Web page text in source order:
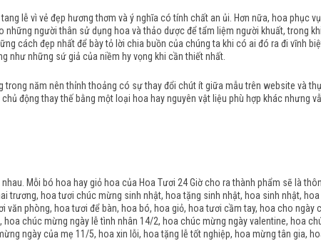
lễ vì vẻ đẹp hương thơm và ý nghĩa có tính chất an ủi. Hơn nữa, hoa phục
những người thân sử dụng hoa và thảo dược để tẩm liệm người khuất, trong
cách đẹp nhất để bày tỏ lời chia buồn của chúng ta khi có ai đó ra đi vĩnh
như những sứ giả của niềm hy vọng khi cần thiết nhất.
năm nên thỉnh thoảng có sự thay đổi chút ít giữa mẫu trên website và
chủ động thay thế bằng một loại hoa hay nguyên vật liệu phù hợp khác nhưng
Mỗi bó hoa hay giỏ hoa của Hoa Tươi 24 Giờ cho ra thành phẩm sẽ là
trương, hoa tươi chúc mừng sinh nhật, hoa tặng sinh nhật, hoa sinh nhật,
phòng, hoa tươi để bàn, hoa bó, hoa giỏ, hoa tươi cầm tay, hoa cho ngày
chúc mừng ngày lễ tình nhân 14/2, hoa chúc mừng ngày valentine, hoa
ngày của mẹ 11/5, hoa xin lỗi, hoa tặng lễ tốt nghiệp, hoa mừng tân gia,